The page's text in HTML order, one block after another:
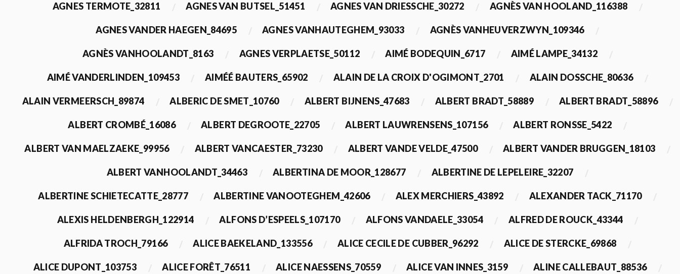
AGNES TERMOTE_32811 AGNES VAN BUTSEL_51451 AGNES VAN DRIESSCHE_30272 AGNÈS VAN HOOLAND_116388
AGNES VANDER HAEGEN_84695 AGNES VANHAUTEGHEM_93033 AGNÈS VANHEUVERZWYN_109346
AGNÈS VANHOOLANDT_8163 AGNES VERPLAETSE_50112 AIMÉ BODEQUIN_6717 AIMÉ LAMPE_34132
AIMÉ VANDERLINDEN_109453 AIMÉÉ BAUTERS_65902 ALAIN DE LA CROIX D'OGIMONT_2701 ALAIN DOSSCHE_80636
ALAIN VERMEERSCH_89874 ALBERIC DE SMET_10760 ALBERT BIJNENS_47683 ALBERT BRADT_58889 ALBERT BRADT_58896
ALBERT CROMBÉ_16086 ALBERT DEGROOTE_22705 ALBERT LAUWRENSENS_107156 ALBERT RONSSE_5422
ALBERT VAN MAELZAEKE_99956 ALBERT VANCAESTER_73230 ALBERT VANDE VELDE_47500 ALBERT VANDER BRUGGEN_18103
ALBERT VANHOOLANDT_34463 ALBERTINA DE MOOR_128677 ALBERTINE DE LEPELEIRE_32207
ALBERTINE SCHIETECATTE_28777 ALBERTINE VANOOTEGHEM_42606 ALEX MERCHIERS_43892 ALEXANDER TACK_71170
ALEXIS HELDENBERGH_122914 ALFONS D’ESPEELS_107170 ALFONS VANDAELE_33054 ALFRED DE ROUCK_43344
ALFRIDA TROCH_79166 ALICE BAEKELAND_133556 ALICE CECILE DE CUBBER_96292 ALICE DE STERCKE_69868
ALICE DUPONT_103753 ALICE FORÊT_76511 ALICE NAESSENS_70559 ALICE VAN INNES_3159 ALINE CALLEBAUT_88536